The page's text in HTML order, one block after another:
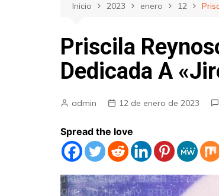
Inicio 2023 enero 12
Priscila
Dedicada A
admin 12 de enero de 2023
Spread the love